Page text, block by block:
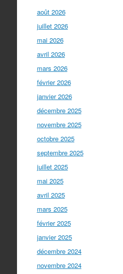
août 2026
juillet 2026
mai 2026
avril 2026
mars 2026
février 2026
janvier 2026
décembre 2025
novembre 2025
octobre 2025
septembre 2025
juillet 2025
mai 2025
avril 2025
mars 2025
février 2025
janvier 2025
décembre 2024
novembre 2024